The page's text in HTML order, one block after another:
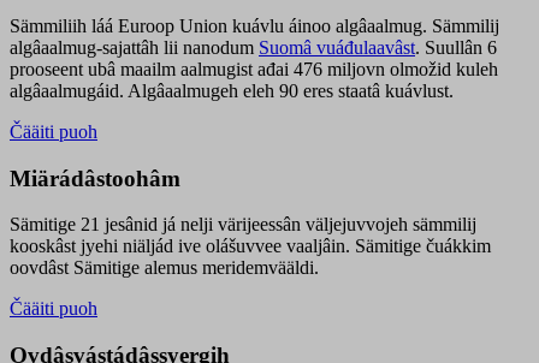
Sämmiliih láá Euroop Union kuávlu áinoo algâaalmug. Sämmilij
algâaalmug-sajattâh lii nanodum Suomâ vuáđulaavâst. Suullân 6
prooseent ubâ maailm aalmugist ađai 476 miljovn olmožid kuleh
algâaalmugáid. Algâaalmugeh eleh 90 eres staatâ kuávlust.
Čääiti puoh
Miärádâstoohâm
Sämitige 21 jesânid já nelji värijeessân väljejuvvojeh sämmilij
kooskâst jyehi niäljád ive olášuvvee vaaljâin. Sämitige čuákkim
oovdâst Sämitige alemus meridemvääldi.
Čääiti puoh
Ovdâsvástádâssyergih